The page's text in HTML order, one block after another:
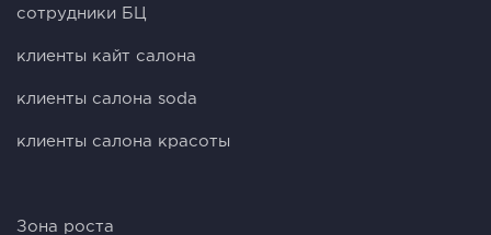
сотрудники БЦ
клиенты кайт салона
клиенты салона soda
клиенты салона красоты
Зона роста